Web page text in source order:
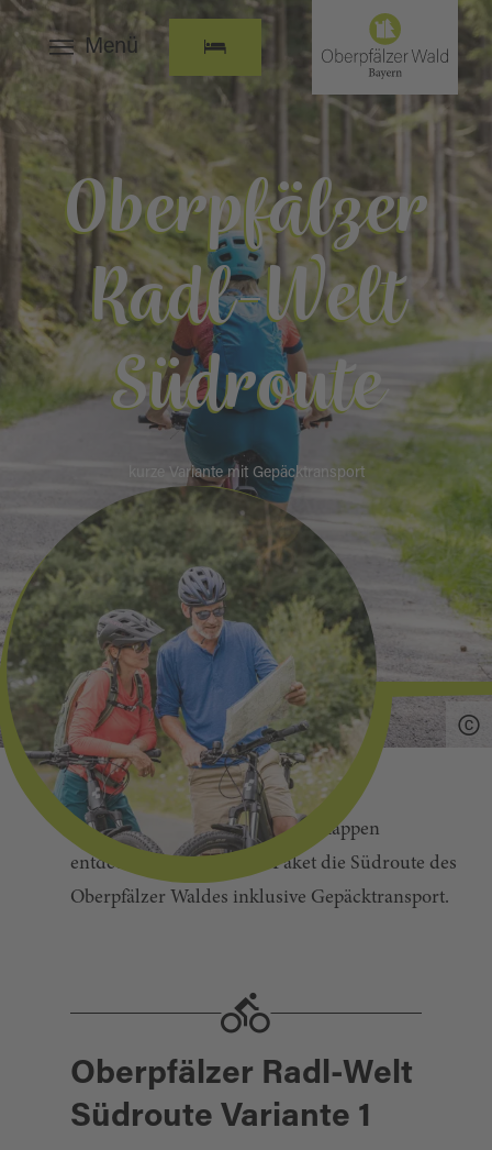
Menü
Oberpfälzer
Radl-Welt
Südroute
kurze Variante mit Gepäcktransport
Kurz und knackig - auf 4 Tagesetappen
entdeckst du mit diesem Paket die Südroute des
Oberpfälzer Waldes inklusive Gepäcktransport.
Oberpfälzer Radl-Welt
Südroute Variante 1